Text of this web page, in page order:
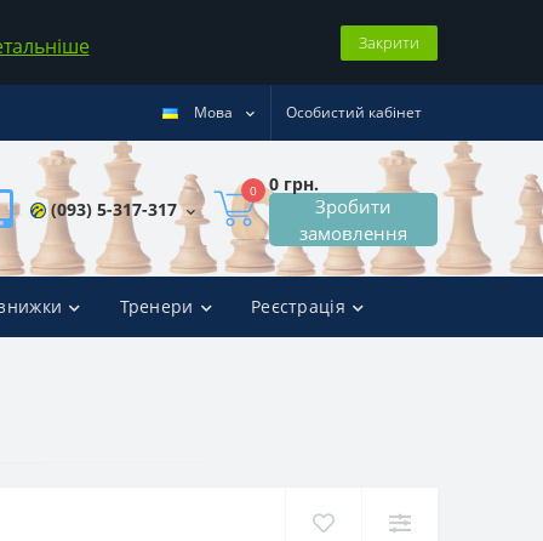
Закрити
Мова Особистий кабінет
(093) 5-317-317
0 0 грн.
Зробити
замовлення
Тренери Реєстрація